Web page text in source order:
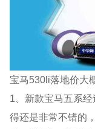
宝马530li落地价大
1、新款宝马五系
得还是非常不错的